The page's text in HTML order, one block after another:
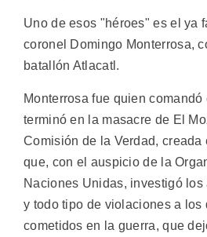
Uno de esos "héroes" es el ya
coronel Domingo Monterrosa,
batallón Atlacatl.
Monterrosa fue quien
terminó en la masacre de El
Comisión de la Verdad, creada
que, con el auspicio de la
Naciones Unidas, investigó
y todo tipo de violaciones a los
cometidos en la guerra, que